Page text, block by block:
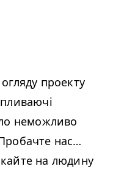
проекту
неможливо
нас…
на людину